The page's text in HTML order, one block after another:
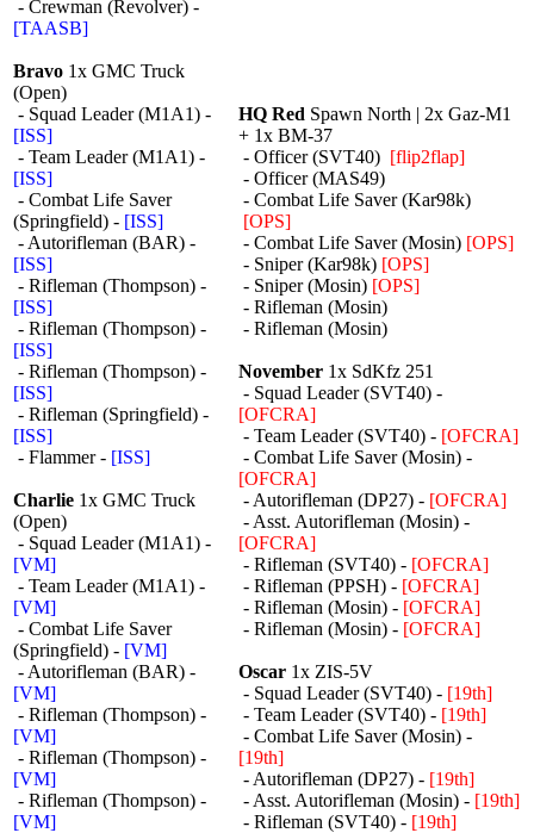
- Crewman (Revolver) -
[TAASB]
Bravo 1x GMC Truck
(Open)
- Squad Leader (M1A1) -
[ISS]
- Team Leader (M1A1) -
[ISS]
- Combat Life Saver
(Springfield) - [ISS]
- Autorifleman (BAR) -
[ISS]
- Rifleman (Thompson) -
[ISS]
- Rifleman (Thompson) -
[ISS]
- Rifleman (Thompson) -
[ISS]
- Rifleman (Springfield) -
[ISS]
- Flammer - [ISS]
Charlie 1x GMC Truck
(Open)
- Squad Leader (M1A1) -
[VM]
- Team Leader (M1A1) -
[VM]
- Combat Life Saver
(Springfield) - [VM]
- Autorifleman (BAR) -
[VM]
- Rifleman (Thompson) -
[VM]
- Rifleman (Thompson) -
[VM]
- Rifleman (Thompson) -
[VM]
HQ Red Spawn North | 2x Gaz-M1
+ 1x BM-37
- Officer (SVT40) [flip2flap]
- Officer (MAS49)
- Combat Life Saver (Kar98k)
[OPS]
- Combat Life Saver (Mosin) [OPS]
- Sniper (Kar98k) [OPS]
- Sniper (Mosin) [OPS]
- Rifleman (Mosin)
- Rifleman (Mosin)
November 1x SdKfz 251
- Squad Leader (SVT40) -
[OFCRA]
- Team Leader (SVT40) - [OFCRA]
- Combat Life Saver (Mosin) -
[OFCRA]
- Autorifleman (DP27) - [OFCRA]
- Asst. Autorifleman (Mosin) -
[OFCRA]
- Rifleman (SVT40) - [OFCRA]
- Rifleman (PPSH) - [OFCRA]
- Rifleman (Mosin) - [OFCRA]
- Rifleman (Mosin) - [OFCRA]
Oscar 1x ZIS-5V
- Squad Leader (SVT40) - [19th]
- Team Leader (SVT40) - [19th]
- Combat Life Saver (Mosin) -
[19th]
- Autorifleman (DP27) - [19th]
- Asst. Autorifleman (Mosin) - [19th]
- Rifleman (SVT40) - [19th]